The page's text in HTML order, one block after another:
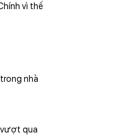
vì thế
nhà
vượt qua